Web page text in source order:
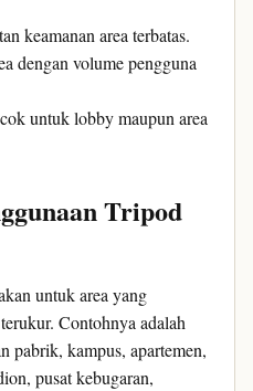
keamanan area terbatas.
dengan volume pengguna
untuk lobby maupun area
Tripod
untuk area yang
Contohnya adalah
pabrik, kampus, apartemen,
pusat kebugaran,